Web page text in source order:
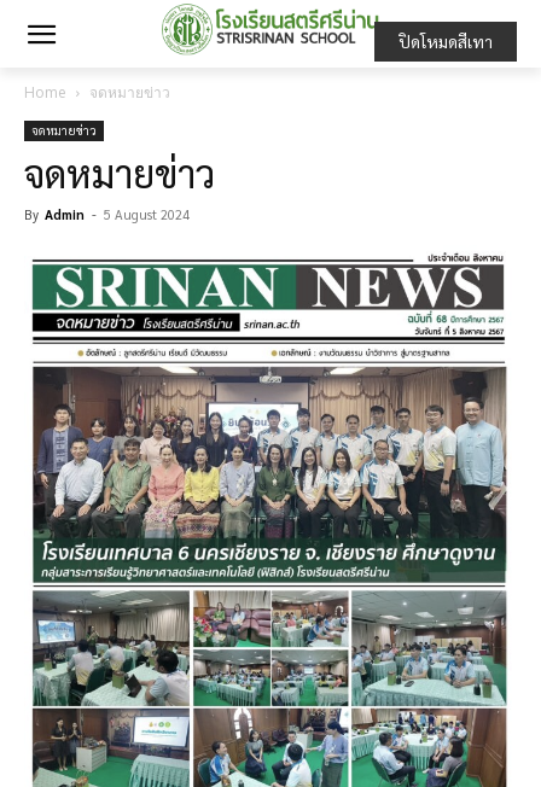
Home จดหมายข่าว
จดหมายข่าว
จดหมายข่าว
By Admin - 5 August 2024
ปิดโหมดสีเทา